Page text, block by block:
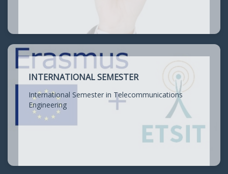
INTERNATIONAL SEMESTER
International Semester in Telecommunications
Engineering